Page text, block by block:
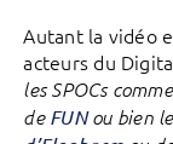
Autant la vidéo
acteurs du
les SPOCs
de FUNou bien